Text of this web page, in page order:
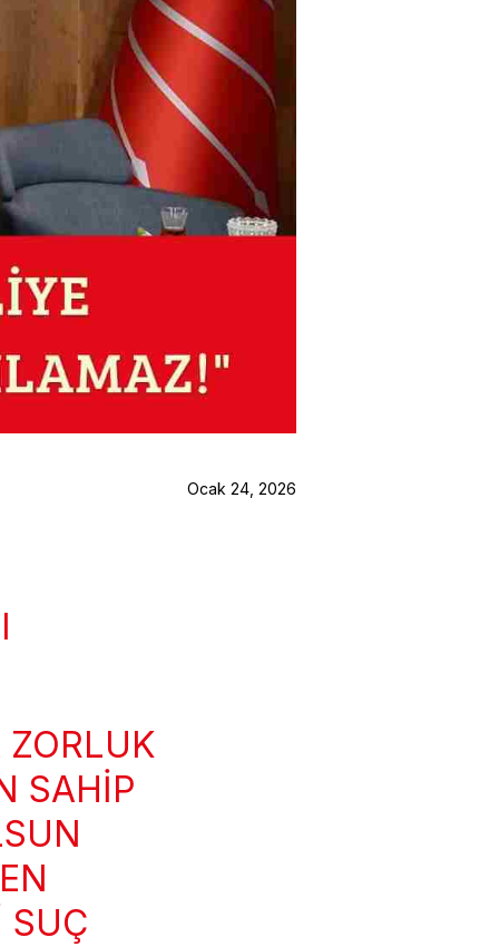
Ocak 24, 2026
SAHIP
SUÇ